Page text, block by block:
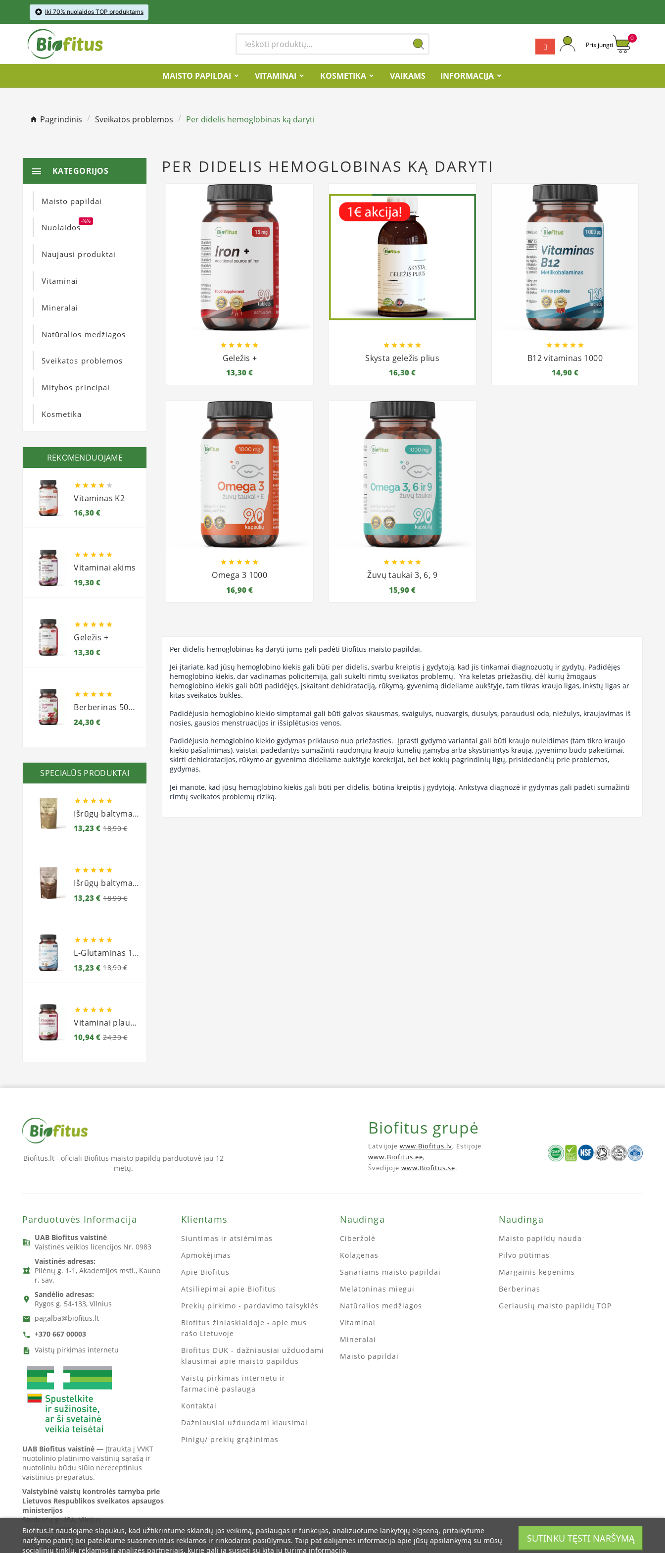
 Iki 70% nuolaidos TOP produktams
Prisijungti
0
MAISTO PAPILDAI VITAMINAI KOSMETIKA VAIKAMS INFORMACIJA
Pagrindinis Sveikatos problemos Per didelis hemoglobinas ką daryti
KATEGORIJOS

Maisto papildai
Nuolaidos
-%%
Naujausi produktai
Vitaminai
Mineralai
Natūralios medžiagos
Sveikatos problemos
Mitybos principai
Kosmetika
REKOMENDUOJAME
    
Vitaminas K2
16,30 €Kaina
    
Vitaminai akims
19,30 €Kaina
    
Geležis +
13,30 €Kaina
    
Berberinas 500 (raugerškis)
24,30 €Kaina
SPECIALŪS PRODUKTAI
    
Išrūgų baltymai 450g (milteliai) - Vaniliniai
13,23 € 18,90 €
    
Išrūgų baltymai 450g (milteliai) - Šokoladiniai
13,23 € 18,90 €
    
L-Glutaminas 1000
13,23 € 18,90 €
    
Vitaminai plaukams
10,94 € 24,30 €
PER DIDELIS HEMOGLOBINAS KĄ DARYTI
    
Geležis +
13,30 €
    
Skysta geležis plius
16,30 €
    
B12 vitaminas 1000
14,90 €
    
Omega 3 1000
16,90 €
    
Žuvų taukai 3, 6, 9
15,90 €
Per didelis hemoglobinas ką daryti jums gali padėti Biofitus maisto papildai.
Jei įtariate, kad jūsų hemoglobino kiekis gali būti per didelis, svarbu kreiptis į gydytoją, kad jis tinkamai diagnozuotų ir gydytų. Padidėjęs
hemoglobino kiekis, dar vadinamas policitemija, gali sukelti rimtų sveikatos problemų. Yra keletas priežasčių, dėl kurių žmogaus
hemoglobino kiekis gali būti padidėjęs, įskaitant dehidrataciją, rūkymą, gyvenimą dideliame aukštyje, tam tikras kraujo ligas, inkstų ligas ar
kitas sveikatos būkles.
Padidėjusio hemoglobino kiekio simptomai gali būti galvos skausmas, svaigulys, nuovargis, dusulys, paraudusi oda, niežulys, kraujavimas iš
nosies, gausios menstruacijos ir išsiplėtusios venos.
Padidėjusio hemoglobino kiekio gydymas priklauso nuo priežasties. Įprasti gydymo variantai gali būti kraujo nuleidimas (tam tikro kraujo
kiekio pašalinimas), vaistai, padedantys sumažinti raudonųjų kraujo kūnelių gamybą arba skystinantys kraują, gyvenimo būdo pakeitimai,
skirti dehidratacijos, rūkymo ar gyvenimo dideliame aukštyje korekcijai, bei bet kokių pagrindinių ligų, prisidedančių prie problemos,
gydymas.
Jei manote, kad jūsų hemoglobino kiekis gali būti per didelis, būtina kreiptis į gydytoją. Ankstyva diagnozė ir gydymas gali padėti sumažinti
rimtų sveikatos problemų riziką.
Biofitus.lt - oficiali Biofitus maisto papildų parduotuvė jau 12
metų.
Biofitus grupė
Latvijoje www.Biofitus.lv, Estijoje
www.Biofitus.ee,
Švedijoje www.Biofitus.se.
Parduotuvės Informacija
business UAB Biofitus vaistinė
Vaistinės veiklos licencijos Nr. 0983
local_pharmacy
Vaistinės adresas:
Pilėnų g. 1-1, Akademijos mstl., Kauno
r. sav.
location_on
Sandėlio adresas:
Rygos g. 54-133, Vilnius
email pagalba@biofitus.lt
call +370 667 00003
description Vaistų pirkimas internetu
UAB Biofitus vaistinė — Įtraukta į VVKT
nuotolinio platinimo vaistinių sąrašą ir
nuotoliniu būdu siūlo nereceptinius
vaistinius preparatus.
Valstybinė vaistų kontrolės tarnyba prie
Lietuvos Respublikos sveikatos apsaugos
ministerijos
Studentų g. 45A, Vilnius
+370 5 263 9264
vvkt@vvkt.lt
https://www.vvkt.lt
Klientams
Siuntimas ir atsiėmimas
Apmokėjimas
Apie Biofitus
Atsiliepimai apie Biofitus
Prekių pirkimo - pardavimo taisyklės
Biofitus žiniasklaidoje - apie mus
rašo Lietuvoje
Biofitus DUK - dažniausiai užduodami
klausimai apie maisto papildus
Vaistų pirkimas internetu ir
farmacinė paslauga
Kontaktai
Dažniausiai užduodami klausimai
Pinigų/ prekių grąžinimas
Naudinga
Ciberžolė
Kolagenas
Sąnariams maisto papildai
Melatoninas miegui
Natūralios medžiagos
Vitaminai
Mineralai
Maisto papildai
Naudinga
Maisto papildų nauda
Pilvo pūtimas
Margainis kepenims
Berberinas
Geriausių maisto papildų TOP
Biofitus.lt naudojame slapukus, kad užtikrintume sklandų jos veikimą, paslaugas ir funkcijas, analizuotume lankytojų elgseną, pritaikytume
naršymo patirtį bei pateiktume suasmenintus reklamos ir rinkodaros pasiūlymus. Taip pat dalijamės informacija apie jūsų apsilankymą su mūsų
socialinių tinklų, reklamos ir analizės partneriais, kurie gali ją susieti su kita jų turima informacija.
SUTINKU TĘSTI NARŠYMĄ